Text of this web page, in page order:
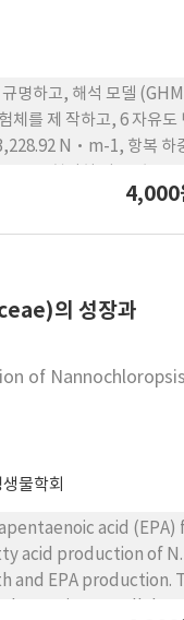
명하고, 해석 모델
체를 제 작하고, 6 자유도
N·m-1, 항복 하
재하 시험을 실시하고,
링 및 구조 안전성 평가
4,000
의 성장과
of
물학회
acid
acid production of N.
EPA production.